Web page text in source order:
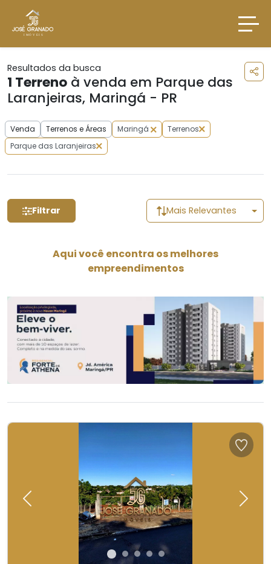
Resultados da busca
1 Terreno à venda em Parque das
Laranjeiras, Maringá - PR
Venda Terrenos e Áreas Maringá
Terrenos
Parque das Laranjeiras
Filtrar Mais Relevantes
Aqui você encontra os melhores
empreendimentos
Previous Next